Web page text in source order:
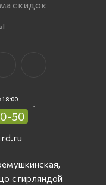
скидок
18:00
50
с гирляндой